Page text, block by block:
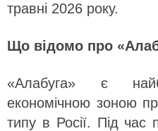
травні 2026 року.
Що відомо про
«Алабуга» є
економічною зоною
типу в Росії. Під час